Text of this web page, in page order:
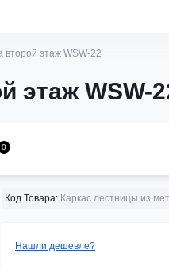
второй этаж WSW-22
этаж WSW-
0
Код Товара: Каркас лестницы из
Нашли дешевле?